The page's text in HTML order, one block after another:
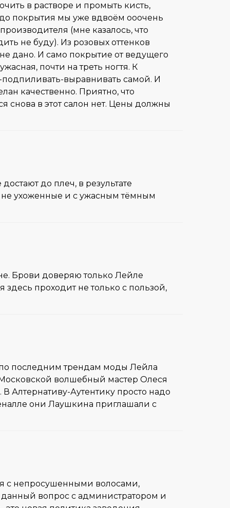
в растворе и промыть кисть,
покрытия мы уже вдвоём ооочень
(мне казалось, что
не буду). Из розовых оттенков
дано. И само покрытие от ведущего
почти на треть ногтя. К
выравнивать самой. И
качественно. Приятно, что
снова в этот салон нет. Цены должны
до плеч, в результате
не ухоженные и с ужасным тёмным
Брови доверяю только Лейле
проходит не только с пользой,
последним трендам моды Лейла
волшебный мастер Олеся
Алтернативу-Аутентику просто надо
они Лаушкина приглашали с
с непросушенными волосами,
вопрос с администратором и